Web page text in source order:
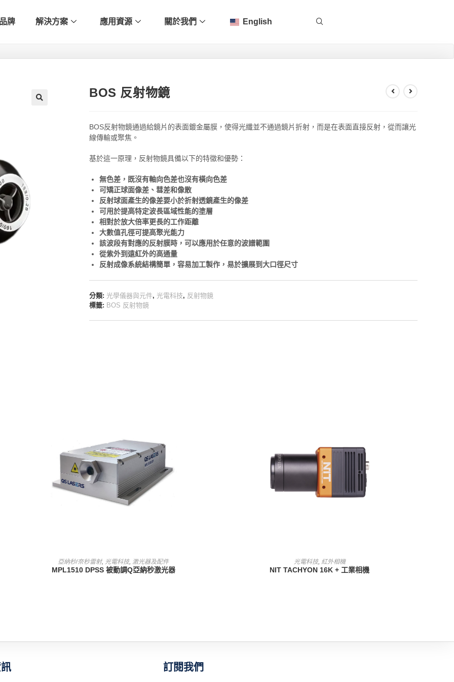
牌 解決方案 應用資源 關於我們 English
BOS 反射物鏡
BOS反射物鏡通過給鏡片的表面鍍金屬膜，使得光纖並不通過鏡片折射，而是在表面直接反射，從而讓光
線傳輸或聚焦。
基於這一原理，反射物鏡具備以下的特徵和優勢：
無色差，既沒有軸向色差也沒有橫向色差
可矯正球面像差、彗差和像散
反射球面產生的像差要小於折射透鏡產生的像差
可用於提高特定波長區域性能的塗層
相對於放大倍率更長的工作距離
大數值孔徑可提高聚光能力
該波段有對應的反射膜時，可以應用於任意的波譜範圍
從紫外到遠紅外的高通量
反射成像系統結構簡單，容易加工製作，易於擴展到大口徑尺寸
分類: 光學儀器與元件, 光電科技, 反射物鏡
標籤: BOS 反射物鏡
查看內容
亞納秒/奈秒雷射, 光電科技, 激光器及配件
MPL1510 DPSS 被動調Q亞納秒激光器
查看內容
光電科技, 紅外相機
NIT TACHYON 16K + 工業相機
訂閱我們